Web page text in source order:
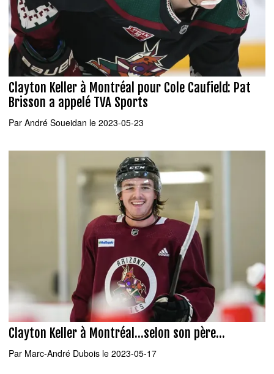
Clayton Keller à Montréal pour Cole Caufield: Pat
Brisson a appelé TVA Sports
Par André Soueidan le 2023-05-23
Clayton Keller à Montréal...selon son père...
Par Marc-André Dubois le 2023-05-17